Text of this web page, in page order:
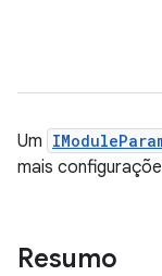
Um
mais
Resumo